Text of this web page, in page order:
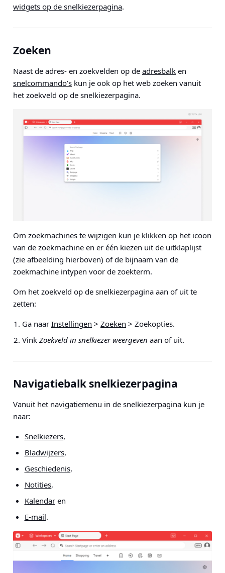
widgets op de snelkiezerpagina.
Zoeken
Naast de adres- en zoekvelden op de adresbalk en
snelcommando’s kun je ook op het web zoeken vanuit
het zoekveld op de snelkiezerpagina.
Om zoekmachines te wijzigen kun je klikken op het icoon
van de zoekmachine en er één kiezen uit de uitklaplijst
(zie afbeelding hierboven) of de bijnaam van de
zoekmachine intypen voor de zoekterm.
Om het zoekveld op de snelkiezerpagina aan of uit te
zetten:
Ga naar Instellingen > Zoeken > Zoekopties.
Vink Zoekveld in snelkiezer weergeven aan of uit.
Navigatiebalk snelkiezerpagina
Vanuit het navigatiemenu in de snelkiezerpagina kun je
naar:
Snelkiezers,
Bladwijzers,
Geschiedenis,
Notities,
Kalendaren
E-mail.